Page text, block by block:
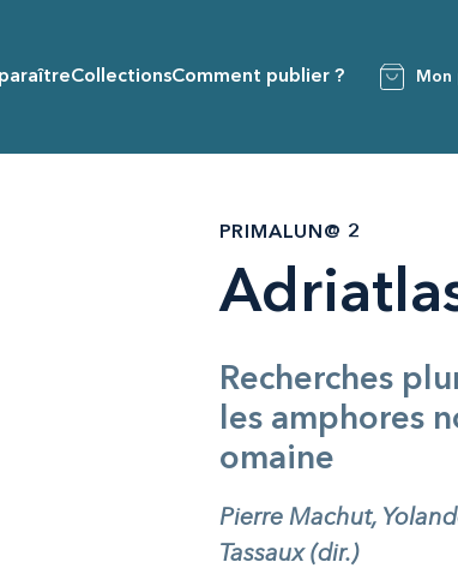
CollectionsComment publier ? Mon
PRIMALUN@ 2
Recherches
les amphores
omaine
Pierre Machut,
Tassaux (dir.)